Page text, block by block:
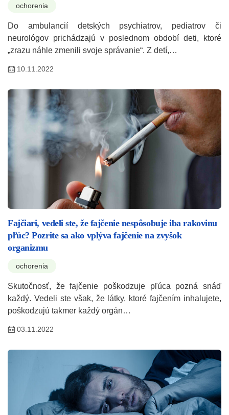
ochorenia
Do ambulancií detských psychiatrov, pediatrov či
neurológov prichádzajú v poslednom období deti, ktoré
„zrazu náhle zmenili svoje správanie“. Z detí,…
10.11.2022
Fajčiari, vedeli ste, že fajčenie nespôsobuje iba rakovinu
pľúc? Pozrite sa ako vplýva fajčenie na zvyšok
organizmu
ochorenia
Skutočnosť, že fajčenie poškodzuje pľúca pozná snáď
každý. Vedeli ste však, že látky, ktoré fajčením inhalujete,
poškodzujú takmer každý orgán…
03.11.2022